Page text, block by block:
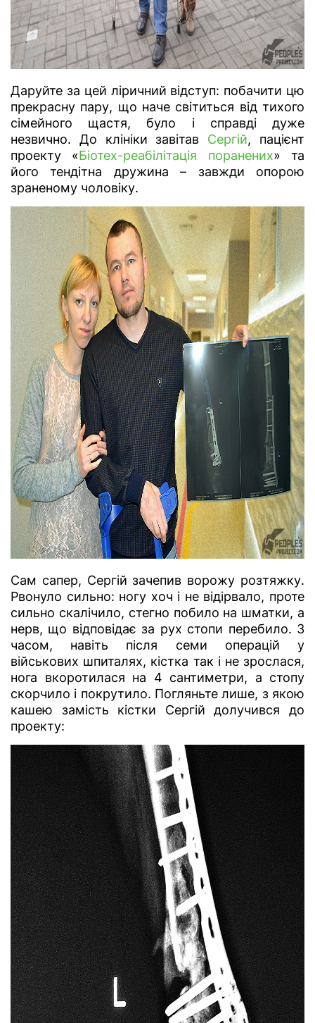
Даруйте за цей ліричний відступ: побачити цю
прекрасну пару, що наче світиться від тихого
сімейного щастя, було і справді дуже
незвично. До клініки завітав Сергій, пацієнт
проекту «Біотех-реабілітація поранених» та
його тендітна дружина – завжди опорою
зраненому чоловіку.
Сам сапер, Сергій зачепив ворожу розтяжку.
Рвонуло сильно: ногу хоч і не відірвало, проте
сильно скалічило, стегно побило на шматки, а
нерв, що відповідає за рух стопи перебило. З
часом, навіть після семи операцій у
військових шпиталях, кістка так і не зрослася,
нога вкоротилася на 4 сантиметри, а стопу
скорчило і покрутило. Погляньте лише, з якою
кашею замість кістки Сергій долучився до
проекту: